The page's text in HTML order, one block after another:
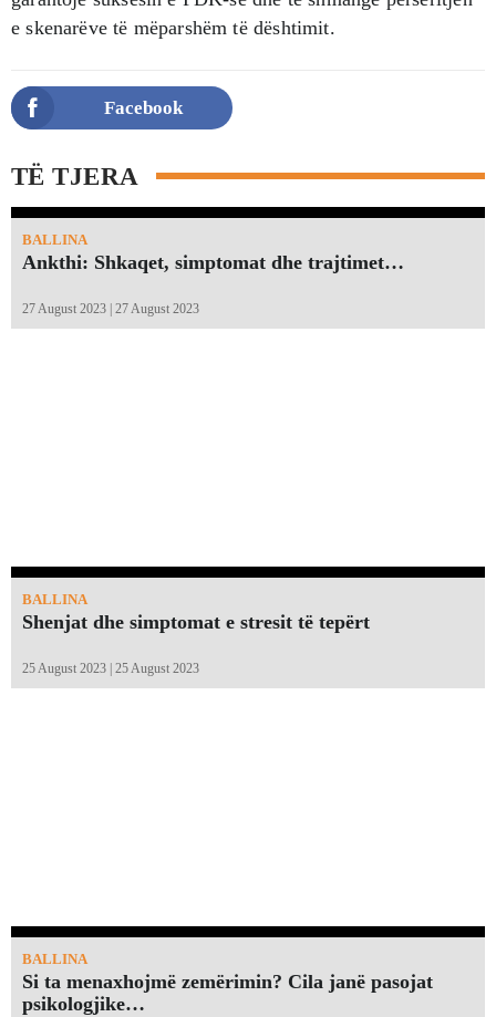
e skenarëve të mëparshëm të dështimit.
Facebook
TË TJERA
BALLINA
Ankthi: Shkaqet, simptomat dhe trajtimet…
27 August 2023 | 27 August 2023
BALLINA
Shenjat dhe simptomat e stresit të tepërt
25 August 2023 | 25 August 2023
BALLINA
Si ta menaxhojmë zemërimin? Cila janë pasojat
psikologjike…